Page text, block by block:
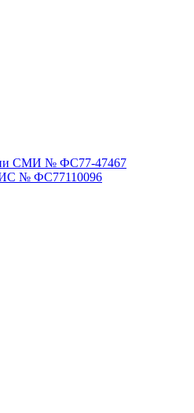
СМИ № ФС77-47467
№ ФС77110096